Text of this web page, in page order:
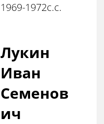
1969-1972с.с.
Лукин
Иван
Семенов
ич